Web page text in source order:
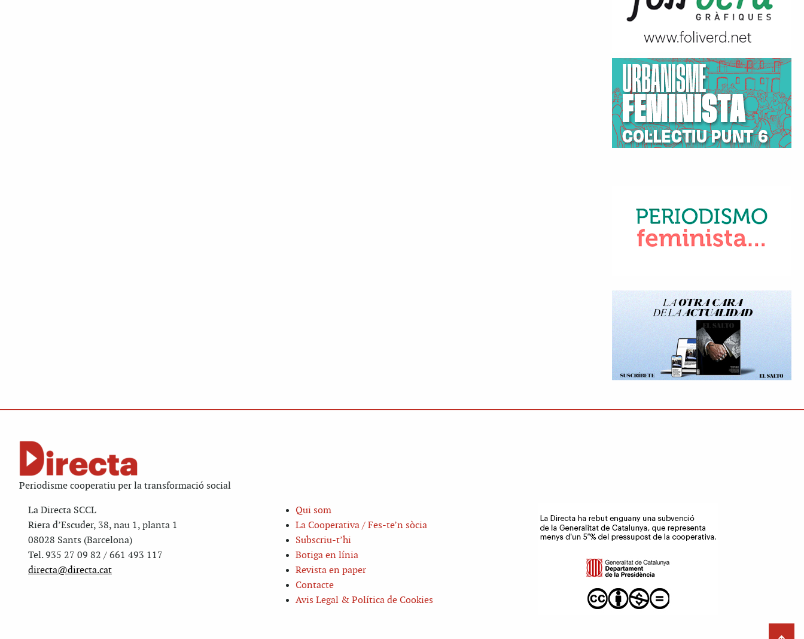
Periodisme cooperatiu per la transformació social
La Directa SCCL
Riera d’Escuder, 38, nau 1, planta 1
08028 Sants (Barcelona)
Tel. 935 27 09 82 / 661 493 117
directa@directa.cat
Qui som
La Cooperativa / Fes-te’n sòcia
Subscriu-t’hi
Botiga en línia
Revista en paper
Contacte
Avis Legal & Política de Cookies